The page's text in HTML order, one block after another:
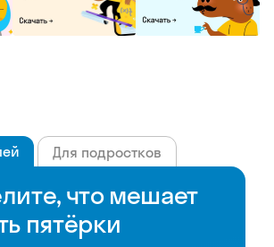
Для подростков
что мешает
пятёрки